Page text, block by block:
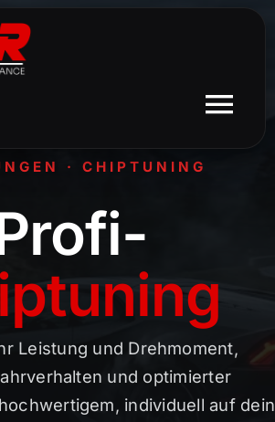
· CHIPTUNING
Leistung und Drehmoment,
und optimierter
individuell auf dein